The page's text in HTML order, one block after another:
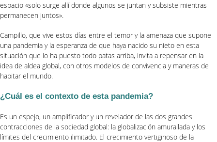
espacio «solo surge allí donde algunos se juntan y subsiste mientras
permanecen juntos».
Campillo, que vive estos días entre el temor y la amenaza que supone
una pandemia y la esperanza de que haya nacido su nieto en esta
situación que lo ha puesto todo patas arriba, invita a repensar en la
idea de aldea global, con otros modelos de convivencia y maneras de
habitar el mundo.
¿Cuál es el contexto de esta pandemia?
Es un espejo, un amplificador y un revelador de las dos grandes
contracciones de la sociedad global: la globalización amurallada y los
límites del crecimiento ilimitado. El crecimiento vertiginoso de la